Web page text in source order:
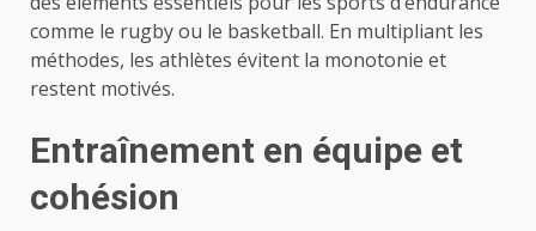
comme le rugby ou le basketball. En multipliant les
méthodes, les athlètes évitent la monotonie et
restent motivés.
Entraînement en équipe et
cohésion